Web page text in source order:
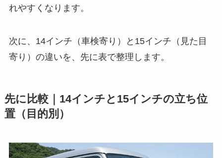
れやすくなります。
次に、14インチ（車検寄り）と15インチ（見た目
寄り）の違いを、先に表で整理します。
先に比較｜14インチと15インチの立ち位
置（目的別）